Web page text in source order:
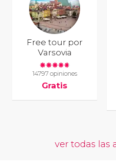
Free tour por
Varsovia
14797 opiniones
Gratis
ver todas las